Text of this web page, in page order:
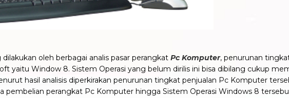
oleh berbagai analis pasar perangkat Pc Komputer, penurunan
yaitu Window 8. Sistem Operasi yang belum dirilis ini bisa dibilang cukup
hasil analisis diperkirakan penurunan tingkat penjualan Pc Komputer
pembelian perangkat Pc Komputer hingga Sistem Operasi Windows 8